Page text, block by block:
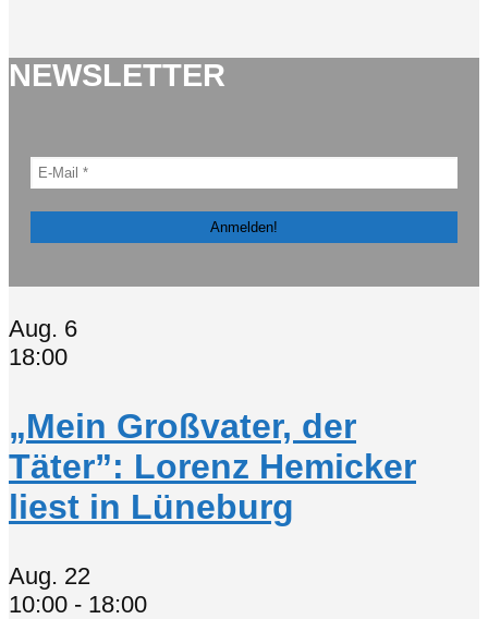
NEWSLETTER
Aug. 6
18:00
„Mein Großvater, der
Täter”: Lorenz Hemicker
liest in Lüneburg
Aug. 22
10:00 - 18:00